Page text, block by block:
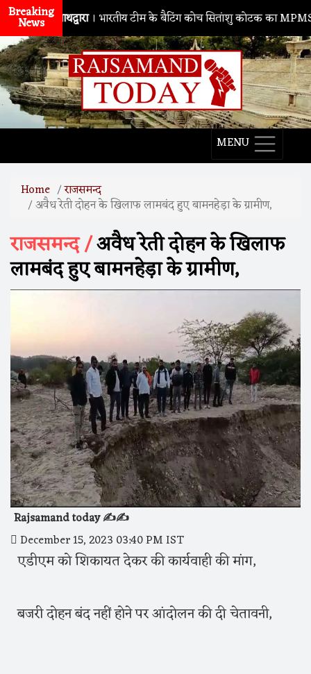
Breaking
News
नाथद्वारा। भारतीय टीम के बैटिंग कोच सितांशु कोटक का MPMSC दौरा,
MENU
Home राजसमन्द
अवैध रेती दोहन के खिलाफ लामबंद हुए बामनहेड़ा के ग्रामीण,
राजसमन्द /अवैध रेती दोहन के खिलाफ
लामबंद हुए बामनहेड़ा के ग्रामीण,
Rajsamand today ✍️✍️
December 15, 2023 03:40 PM IST
एडीएम को शिकायत देकर की कार्यवाही की मांग,
बजरी दोहन बंद नहीं होने पर आंदोलन की दी चेतावनी,